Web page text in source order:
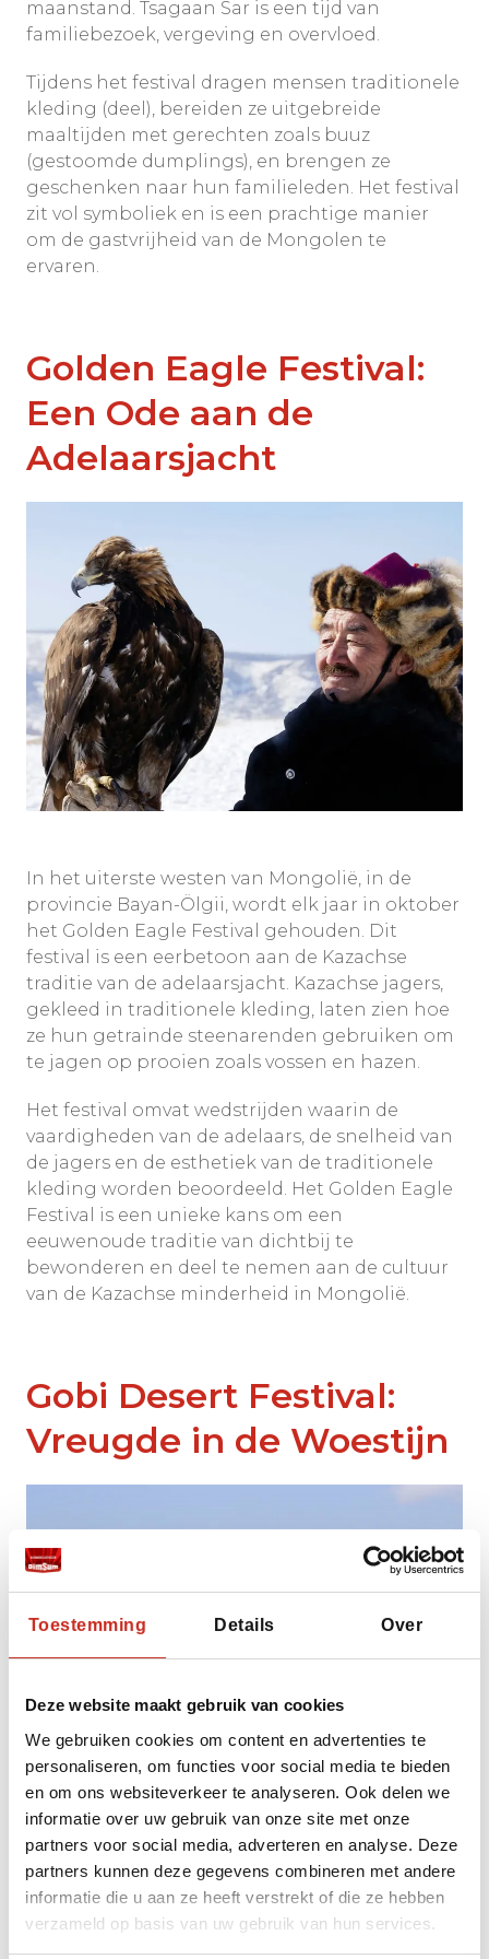
Toestemming Details Over
Deze website maakt gebruik van cookies
We gebruiken cookies om content en advertenties te
personaliseren, om functies voor social media te bieden
en om ons websiteverkeer te analyseren. Ook delen we
informatie over uw gebruik van onze site met onze
partners voor social media, adverteren en analyse. Deze
partners kunnen deze gegevens combineren met andere
informatie die u aan ze heeft verstrekt of die ze hebben
verzameld op basis van uw gebruik van hun services.
maanstand. Tsagaan Sar is een tijd van
familiebezoek, vergeving en overvloed.
Tijdens het festival dragen mensen traditionele
kleding (deel), bereiden ze uitgebreide
maaltijden met gerechten zoals buuz
(gestoomde dumplings), en brengen ze
geschenken naar hun familieleden. Het festival
zit vol symboliek en is een prachtige manier
om de gastvrijheid van de Mongolen te
ervaren.
Golden Eagle Festival:
Een Ode aan de
Adelaarsjacht
In het uiterste westen van Mongolië, in de
provincie Bayan-Ölgii, wordt elk jaar in oktober
het Golden Eagle Festival gehouden. Dit
festival is een eerbetoon aan de Kazachse
traditie van de adelaarsjacht. Kazachse jagers,
gekleed in traditionele kleding, laten zien hoe
ze hun getrainde steenarenden gebruiken om
te jagen op prooien zoals vossen en hazen.
Het festival omvat wedstrijden waarin de
vaardigheden van de adelaars, de snelheid van
de jagers en de esthetiek van de traditionele
kleding worden beoordeeld. Het Golden Eagle
Festival is een unieke kans om een
eeuwenoude traditie van dichtbij te
bewonderen en deel te nemen aan de cultuur
van de Kazachse minderheid in Mongolië.
Gobi Desert Festival:
Vreugde in de Woestijn